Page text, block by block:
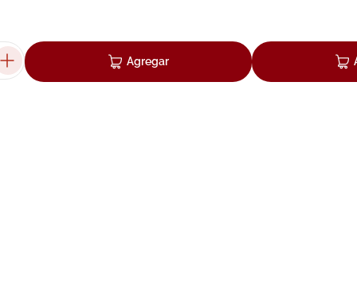
Agregar